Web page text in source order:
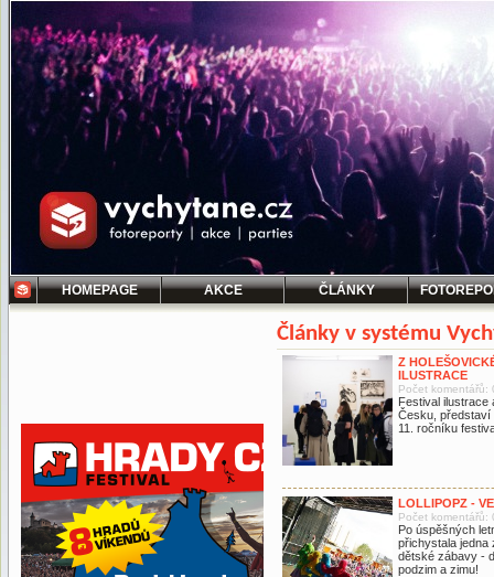
HOMEPAGE AKCE ČLÁNKY
Články v systému
Z
ILUSTRACE
Počet komentářů:
Festival ilustrace
Česku, představí
11. ročníku
LOLLIPOPZ -
Počet komentářů:
Po úspěšných
přichystala jedna
dětské zábavy -
podzim a zimu!